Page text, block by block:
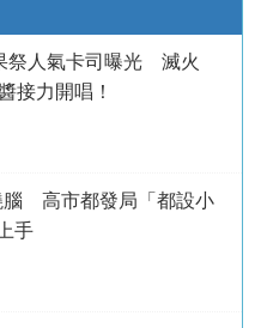
祭人氣卡司曝光 滅火
接力開唱！
腦 高市都發局「都設小
手